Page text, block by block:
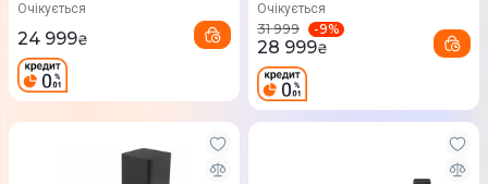
Очікується
24 999₴
Очікується
31 999 -9%
28 999₴